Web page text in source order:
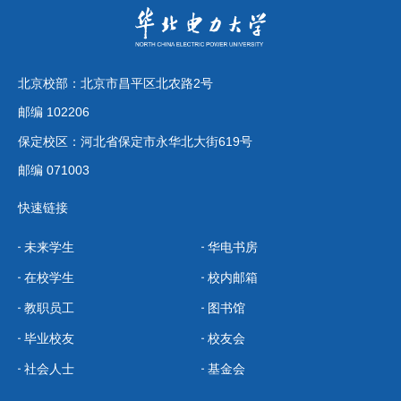
北京校部：北京市昌平区北农路2号
邮编 102206
保定校区：河北省保定市永华北大街619号
邮编 071003
快速链接
未来学生
在校学生
教职员工
毕业校友
社会人士
华电书房
校内邮箱
图书馆
校友会
基金会